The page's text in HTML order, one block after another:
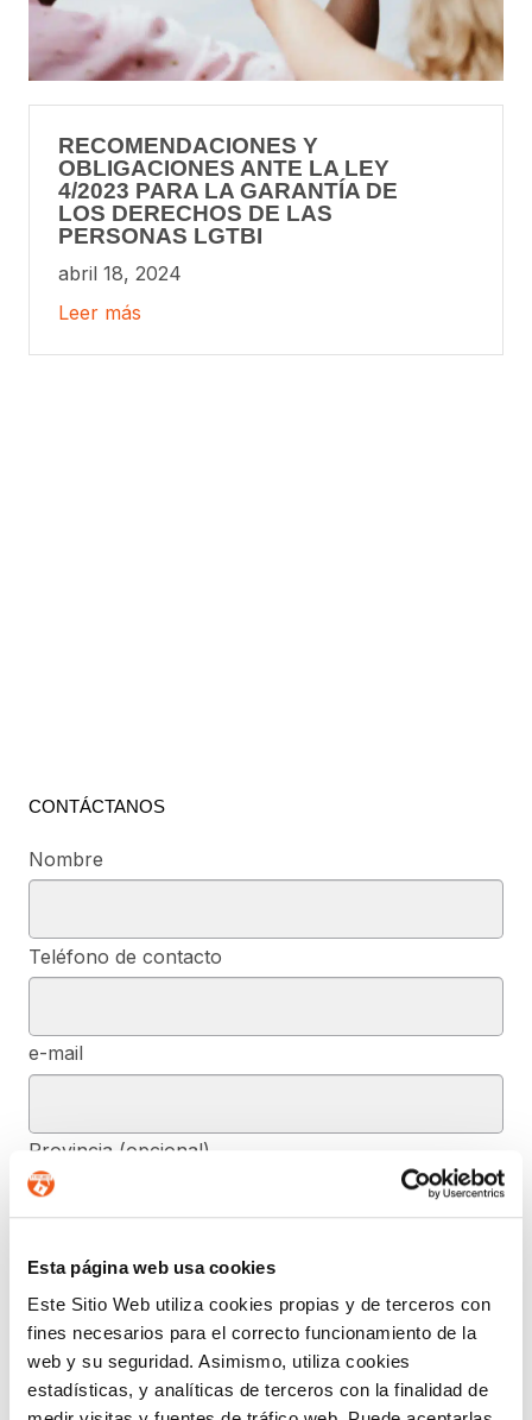
Esta página web usa cookies
Este Sitio Web utiliza cookies propias y de terceros con
fines necesarios para el correcto funcionamiento de la
web y su seguridad. Asimismo, utiliza cookies
estadísticas, y analíticas de terceros con la finalidad de
RECOMENDACIONES Y
OBLIGACIONES ANTE LA LEY
4/2023 PARA LA GARANTÍA DE
LOS DERECHOS DE LAS
PERSONAS LGTBI
abril 18, 2024
Leer más
CONTÁCTANOS
Nombre
Teléfono de contacto
e-mail
Provincia (opcional)
De conformidad con el RGPD y la LOPDGDD, SEGURIDAD Y
PRIVACIDAD DE DATOS, S.L. tratará los datos facilitados, con la
finalidad de contestar a las dudas y/o quejas planteadas a través
del presente formulario y facilitar la información solicitada. Podrá